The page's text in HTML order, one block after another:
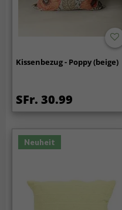
Kissenbezug - Poppy (beige)
SFr. 30.99
Neuheit